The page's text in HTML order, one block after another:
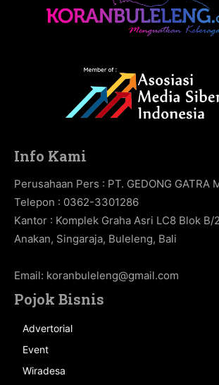
Info Kami
Perusahaan Pers : PT. GEDONG GATRA
Telepon : 0362-3301286
Kantor : Komplek Graha Asri LC8 Blok B/
Anakan, Singaraja, Buleleng, Bali
Email: koranbuleleng@gmail.com
Pojok Bisnis
Advertorial
Event
Wiradesa